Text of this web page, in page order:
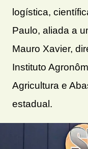
logística,
Paulo, aliada a
Mauro Xavier,
Instituto
Agricultura e
estadual.